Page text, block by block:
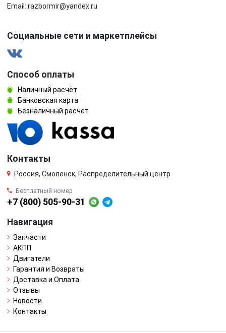
Email: razbormir@yandex.ru
Социальные сети и маркетплейсы
Способ оплаты
Наличный расчёт
Банковская карта
Безналичный расчёт
Контакты
Россия, Смоленск, Распределительный центр
Бесплатный номер
+7 (800) 505-90-31
Навигация
Запчасти
АКПП
Двигатели
Гарантия и Возвраты
Доставка и Оплата
Отзывы
Новости
Контакты